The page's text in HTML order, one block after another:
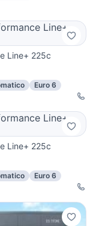
Line+ 225c
Euro 6
Line+ 225c
Euro 6